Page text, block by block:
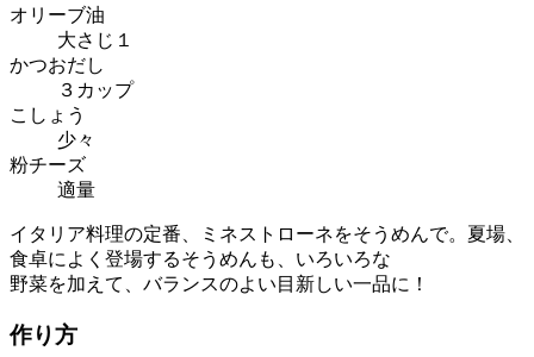
オリーブ油
大さじ１
かつおだし
３カップ
こしょう
少々
粉チーズ
適量
イタリア料理の定番、ミネストローネをそうめんで。夏場、
食卓によく登場するそうめんも、いろいろな
野菜を加えて、バランスのよい目新しい一品に！
作り方